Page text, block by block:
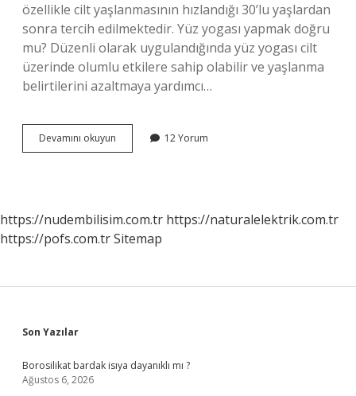
özellikle cilt yaşlanmasının hızlandığı 30’lu yaşlardan
sonra tercih edilmektedir. Yüz yogası yapmak doğru
mu? Düzenli olarak uygulandığında yüz yogası cilt
üzerinde olumlu etkilere sahip olabilir ve yaşlanma
belirtilerini azaltmaya yardımcı…
Devamını okuyun
Yaşında
12 Yorum
https://nudembilisim.com.tr https://naturalelektrik.com.tr
https://pofs.com.trSitemap
Sidebar
Son Yazılar
Borosilikat bardak isıya dayanıklı mı ?
Ağustos 6, 2026